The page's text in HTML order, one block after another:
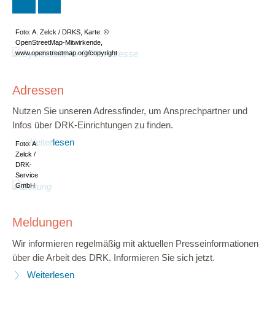
Foto: A. Zelck / DRKS, Karte: ©
OpenStreetMap-Mitwirkende,
www.openstreetmap.org/copyright
Adressen
Nutzen Sie unseren Adressfinder, um Ansprechpartner und
Infos über DRK-Einrichtungen zu finden.
Weiterlesen
Foto: A.
Zelck /
DRK-
Service
GmbH
Meldungen
Wir informieren regelmäßig mit aktuellen Presseinformationen
über die Arbeit des DRK. Informieren Sie sich jetzt.
Weiterlesen